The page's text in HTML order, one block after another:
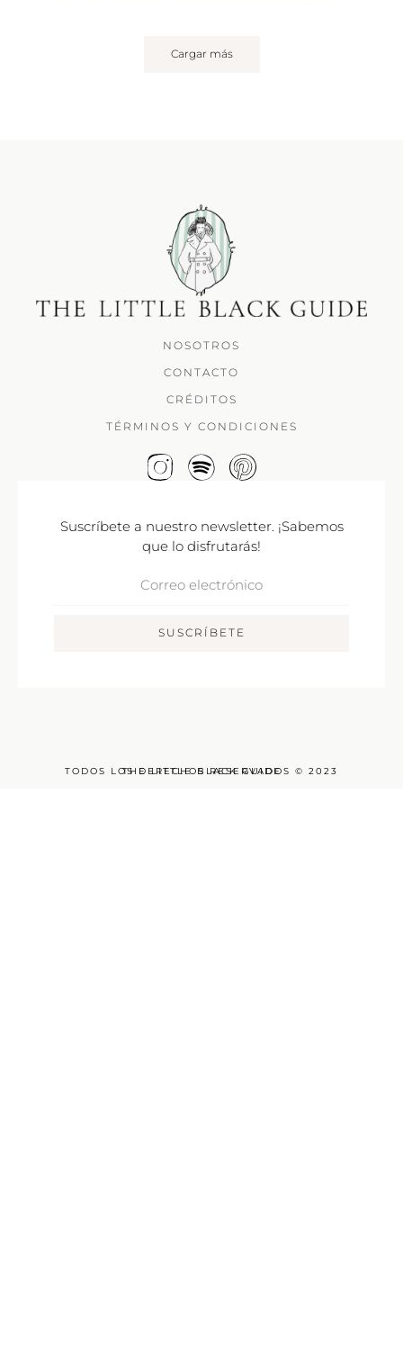
Cargar más
NOSOTROS
CONTACTO
CRÉDITOS
TÉRMINOS Y CONDICIONES
Suscríbete a nuestro newsletter. ¡Sabemos
que lo disfrutarás!
SUSCRÍBETE
TODOS LOS DERECHOS RESERVADOS © 2023
THE LITTLE BLACK GUIDE